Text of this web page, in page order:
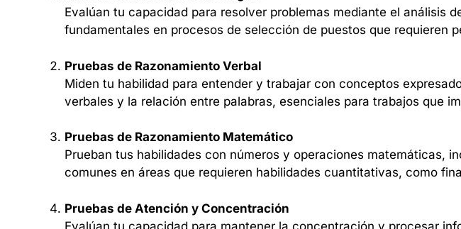
Evalúan tu capacidad para resolver problemas mediante el análisis
fundamentales en procesos de selección de puestos que requieren
Pruebas de Razonamiento Verbal
Miden tu habilidad para entender y trabajar con conceptos
verbales y la relación entre palabras, esenciales para trabajos que
Pruebas de Razonamiento Matemático
Prueban tus habilidades con números y operaciones matemáticas,
comunes en áreas que requieren habilidades cuantitativas, como
Pruebas de Atención y Concentración
Evalúan tu capacidad para mantener la concentración y procesar